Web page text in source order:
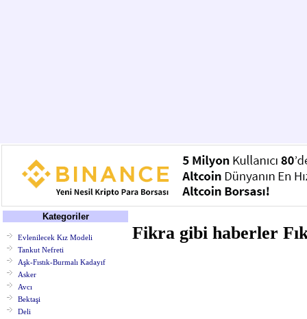
Kategoriler
Evlenilecek Kız Modeli
Tankut Nefreti
Aşk-Fıstık-Burmalı Kadayıf
Asker
Avcı
Bektaşi
Deli
Fikra gibi haberler